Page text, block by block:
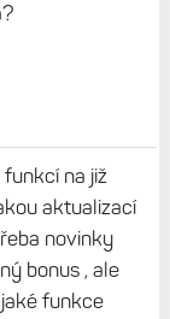
na již
aktualizací
novinky
bonus , ale
funkce